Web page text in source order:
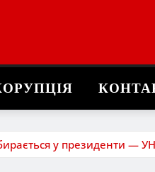
у президенти —